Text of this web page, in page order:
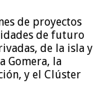
de proyectos
de futuro
de la isla y
Gomera, la
y el Clúster